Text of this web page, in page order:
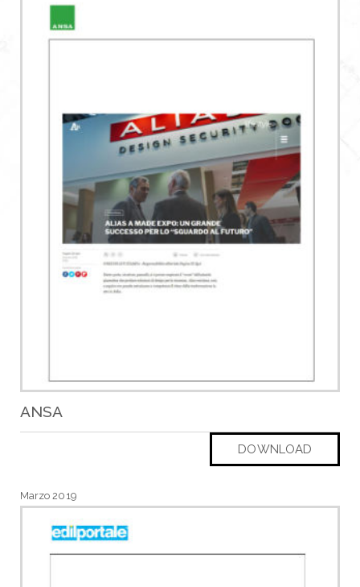
ANSA
DOWNLOAD
Marzo 2019